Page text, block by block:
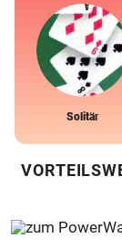
Solitär